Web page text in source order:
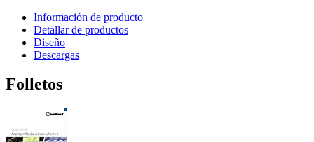
Información de producto
Detallar de productos
Diseño
Descargas
Folletos